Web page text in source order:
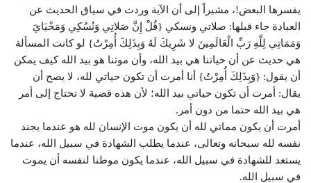
يفسرها البعض!، مشيراً إلى أن الآية وردت في سياق الحديث عن
العبادة جاء قبلها: صلاتي ونسكي {قُلْ إِنَّ صَلاتِي وَنُسُكِي وَمَحْيَايَ
وَمَمَاتِي لِلَّهِ رَبِّ الْعَالَمِينَ لا شَرِيكَ لَهُ وَبِذَلِكَ أُمِرْتُ} لو كانت المسألة
هي حديث عن أن حياتنا هي بيد الله، وأن موتنا هو بيد الله كيف يمكن
أن يقول: {وَبِذَلِكَ أُمِرْتُ} أنا أمرت أن تكون حياتي لله، لا يصح أن
يقال: أمرت أن تكون حياتي بيد الله؛ لأن هذه قضية لا تحتاج إلى أمر
هي بيد الله حتما من دون أمر.
أمرت أن يكون مماتي لله أن يكون موت الإنسان لله هو عندما يجند
نفسه لله سبحانه وتعالى، عندما يطلب الشهادة في سبيل الله، عندما
يستعد للشهادة في سبيل الله، عندما يكون موطنا لنفسه أن يموت
في سبيل الله.